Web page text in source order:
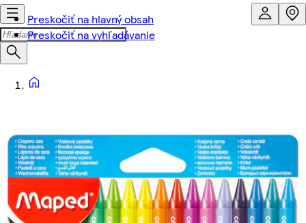
Preskočiť na hlavný obsah
Preskočiť na vyhľadávanie